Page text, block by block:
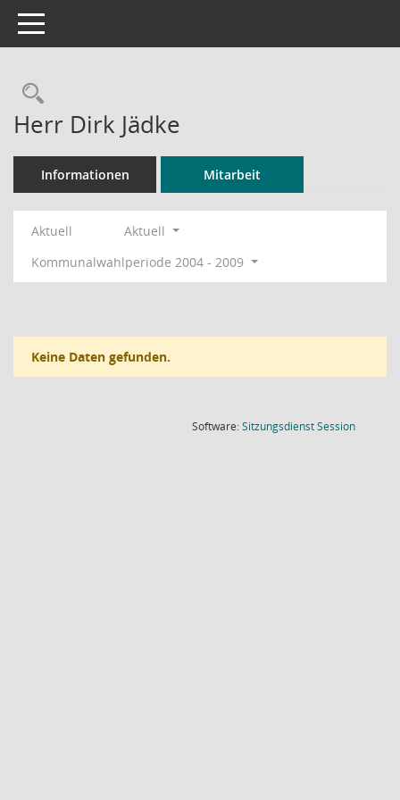
Toggle navigation
Rechercheauswahl
Herr Dirk Jädke
Informationen Mitarbeit
Aktuell
Aktuell
Kommunalwahlperiode 2004 - 2009
Keine Daten gefunden.
Software:SitzungsdienstSession(Wird in